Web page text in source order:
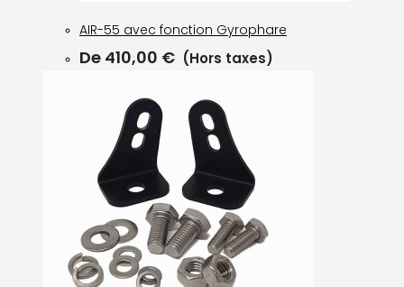
AIR-55 avec fonction Gyrophare
De 410,00 € (Hors taxes)